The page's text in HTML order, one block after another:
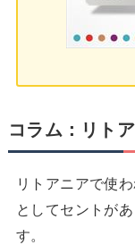
コラム：リト
リトアニアで使
としてセントが
す。